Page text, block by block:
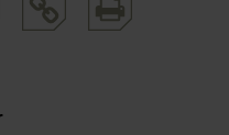
and